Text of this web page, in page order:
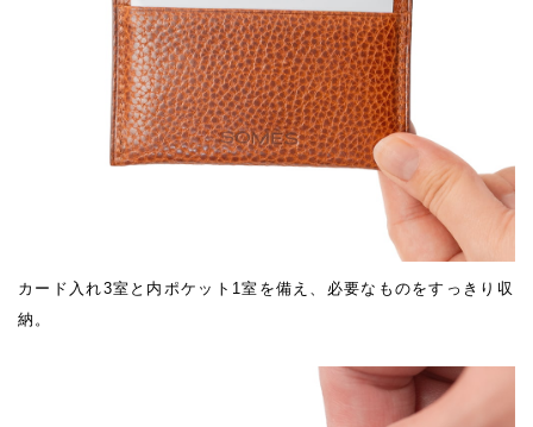
カード入れ3室と内ポケット1室を備え、必要なものをすっきり収
納。